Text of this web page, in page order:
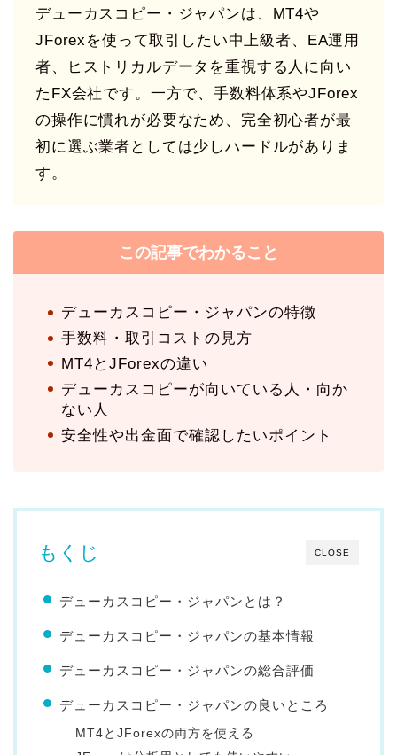
デューカスコピー・ジャパンは、MT4や
JForexを使って取引したい中上級者、EA運用
者、ヒストリカルデータを重視する人に向い
たFX会社です。一方で、手数料体系やJForex
の操作に慣れが必要なため、完全初心者が最
初に選ぶ業者としては少しハードルがありま
す。
この記事でわかること
デューカスコピー・ジャパンの特徴
手数料・取引コストの見方
MT4とJForexの違い
デューカスコピーが向いている人・向か
ない人
安全性や出金面で確認したいポイント
CLOSE
もくじ
デューカスコピー・ジャパンとは？
デューカスコピー・ジャパンの基本情報
デューカスコピー・ジャパンの総合評価
デューカスコピー・ジャパンの良いところ
MT4とJForexの両方を使える